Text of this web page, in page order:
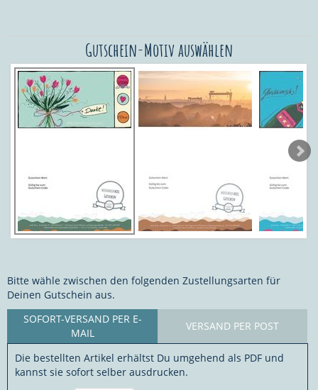
Gutschein-Motiv auswählen
Bitte wähle zwischen den folgenden Zustellungsarten für
Deinen Gutschein aus.
SOFORT-VERSAND PER E-
MAIL
VERSAND PER POST
Die bestellten Artikel erhältst Du umgehend als PDF und
kannst sie sofort selber ausdrucken.